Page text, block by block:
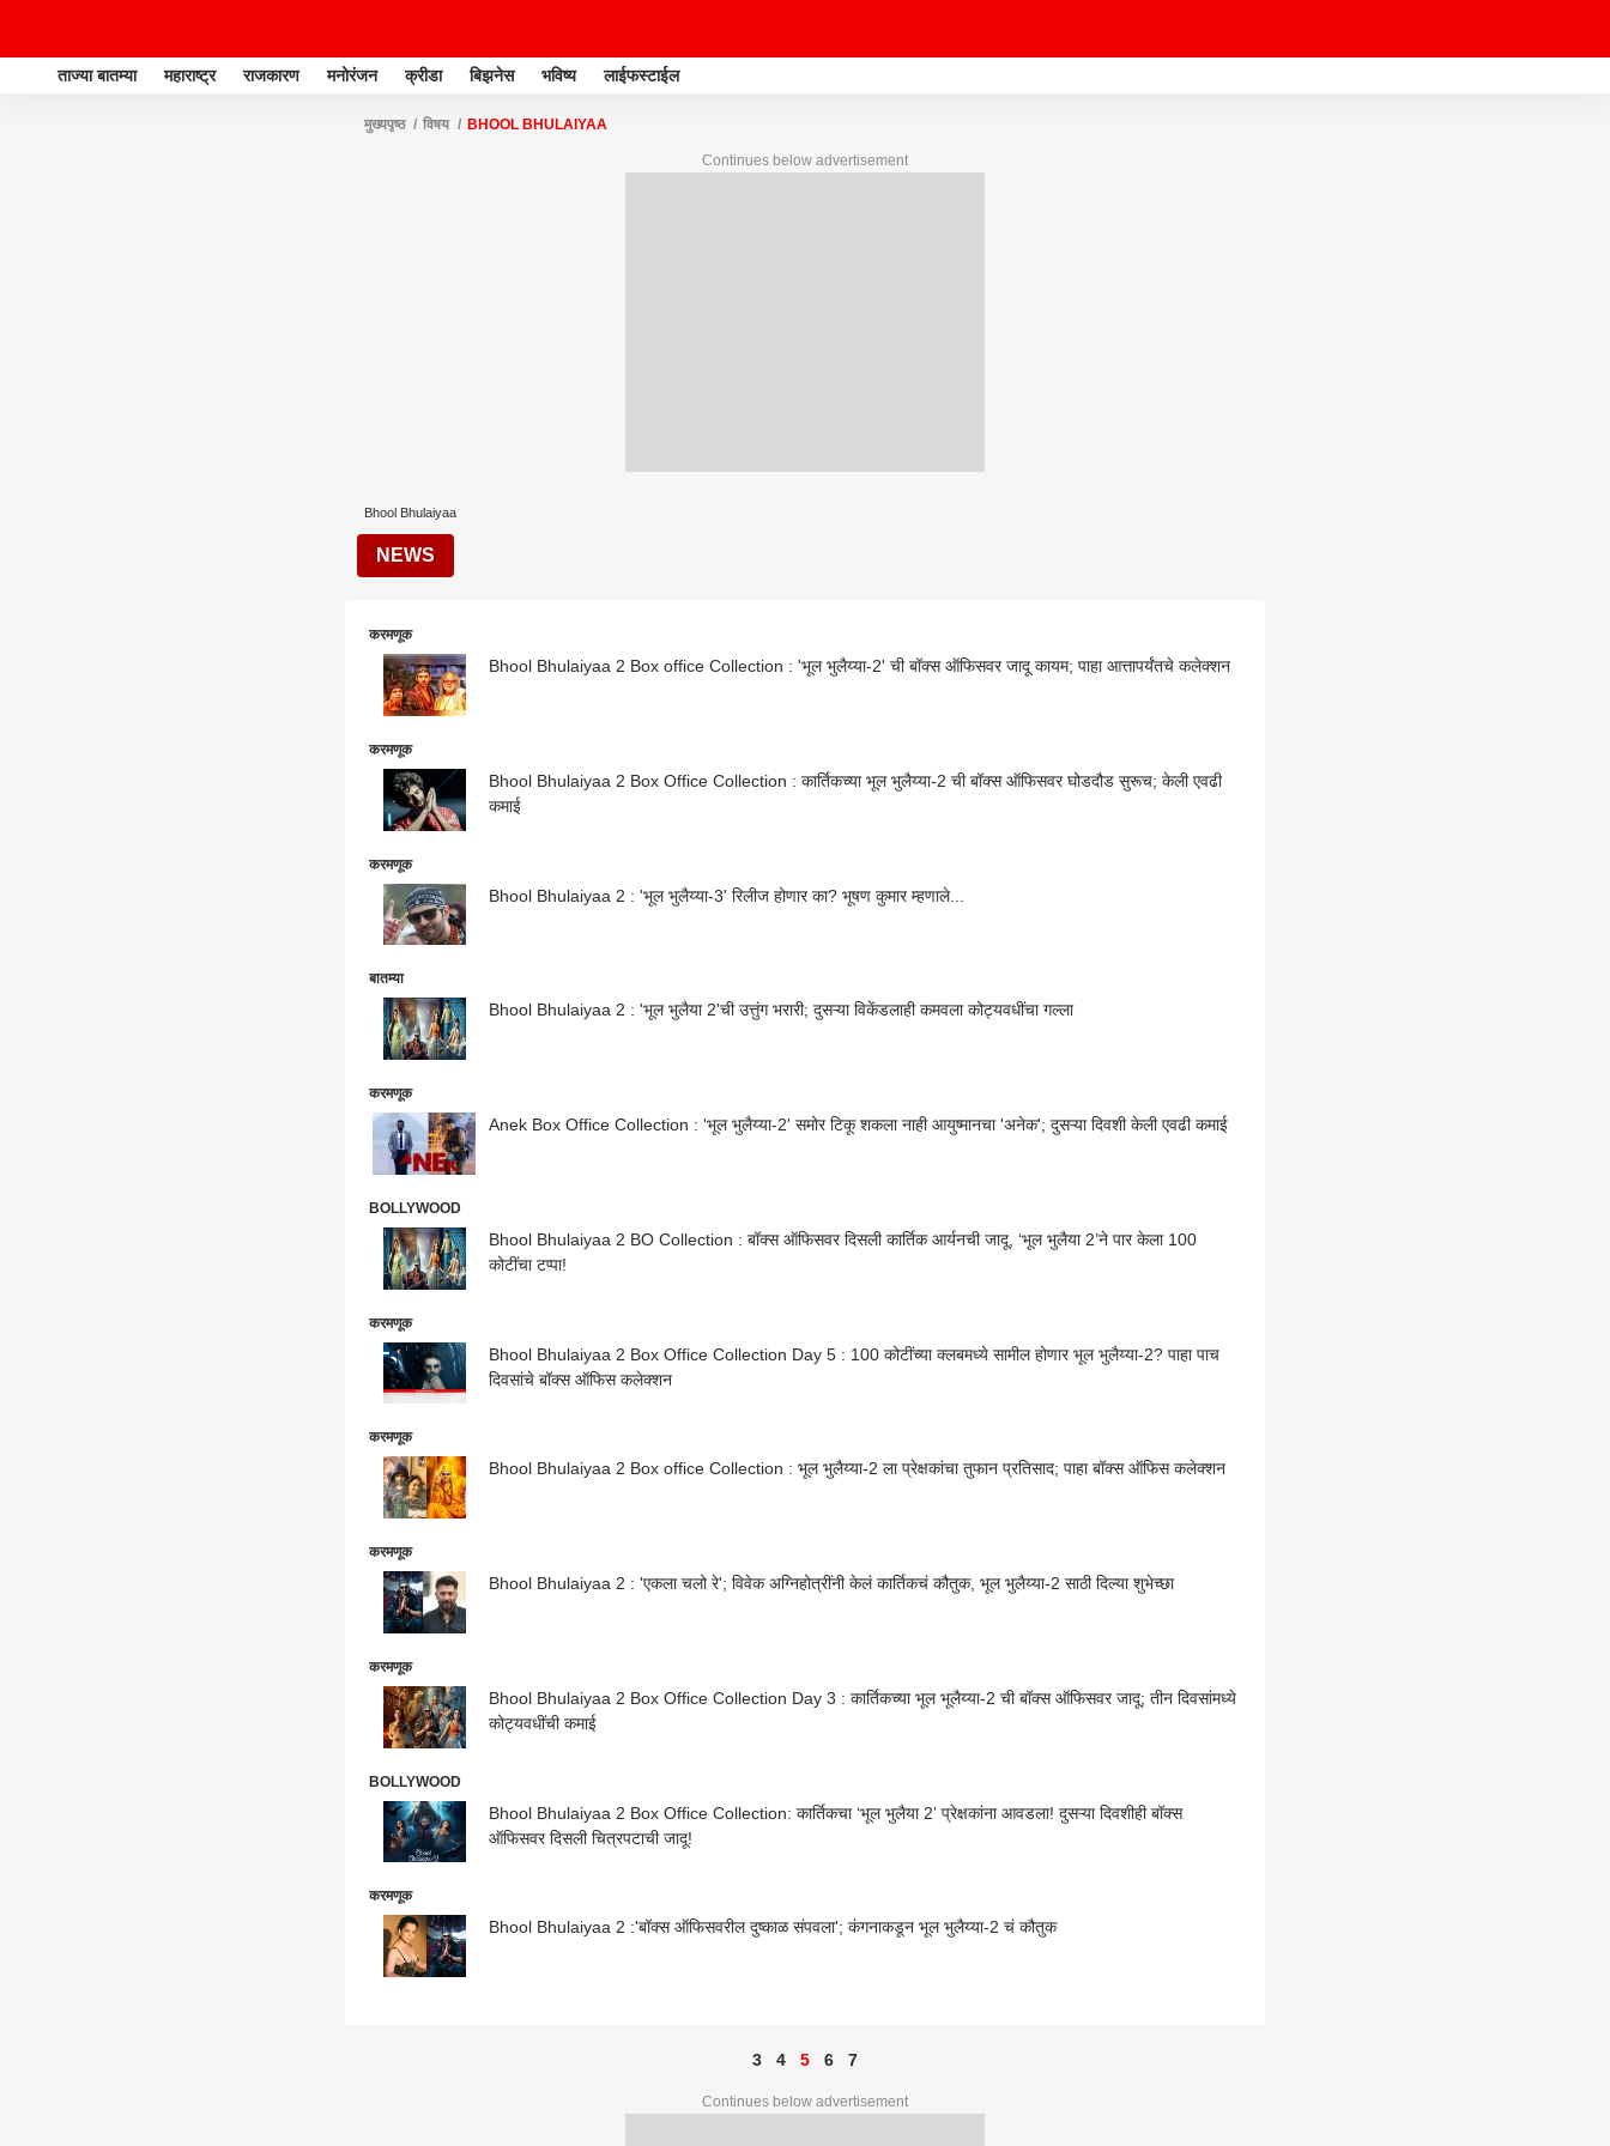
ताज्या बातम्या महाराष्ट्र राजकारण मनोरंजन क्रीडा बिझनेस भविष्य लाईफस्टाईल
मुख्यपृष्ठ विषय BHOOL BHULAIYAA
Continues below advertisement
Bhool Bhulaiyaa
NEWS
करमणूक
Bhool Bhulaiyaa 2 Box office Collection : 'भूल भुलैय्या-2' ची बॉक्स ऑफिसवर जादू कायम; पाहा आत्तापर्यंतचे कलेक्शन
करमणूक
Bhool Bhulaiyaa 2 Box Office Collection : कार्तिकच्या भूल भुलैय्या-2 ची बॉक्स ऑफिसवर घोडदौड सुरूच; केली एवढी
कमाई
करमणूक
Bhool Bhulaiyaa 2 : 'भूल भुलैय्या-3' रिलीज होणार का? भूषण कुमार म्हणाले...
बातम्या
Bhool Bhulaiyaa 2 : 'भूल भुलैया 2'ची उत्तुंग भरारी; दुसऱ्या विकेंडलाही कमवला कोट्यवधींचा गल्ला
करमणूक
Anek Box Office Collection : 'भूल भुलैय्या-2' समोर टिकू शकला नाही आयुष्मानचा 'अनेक'; दुसऱ्या दिवशी केली एवढी कमाई
BOLLYWOOD
Bhool Bhulaiyaa 2 BO Collection : बॉक्स ऑफिसवर दिसली कार्तिक आर्यनची जादू, ‘भूल भुलैया 2’ने पार केला 100
कोटींचा टप्पा!
करमणूक
Bhool Bhulaiyaa 2 Box Office Collection Day 5 : 100 कोटींच्या क्लबमध्ये सामील होणार भूल भुलैय्या-2? पाहा पाच
दिवसांचे बॉक्स ऑफिस कलेक्शन
करमणूक
Bhool Bhulaiyaa 2 Box office Collection : भूल भुलैय्या-2 ला प्रेक्षकांचा तुफान प्रतिसाद; पाहा बॉक्स ऑफिस कलेक्शन
करमणूक
Bhool Bhulaiyaa 2 : 'एकला चलो रे'; विवेक अग्निहोत्रींनी केलं कार्तिकचं कौतुक, भूल भुलैय्या-2 साठी दिल्या शुभेच्छा
करमणूक
Bhool Bhulaiyaa 2 Box Office Collection Day 3 : कार्तिकच्या भूल भूलैय्या-2 ची बॉक्स ऑफिसवर जादू; तीन दिवसांमध्ये
कोट्यवधींची कमाई
BOLLYWOOD
Bhool Bhulaiyaa 2 Box Office Collection: कार्तिकचा ‘भूल भुलैया 2’ प्रेक्षकांना आवडला! दुसऱ्या दिवशीही बॉक्स
ऑफिसवर दिसली चित्रपटाची जादू!
करमणूक
Bhool Bhulaiyaa 2 :'बॉक्स ऑफिसवरील दुष्काळ संपवला'; कंगनाकडून भूल भुलैय्या-2 चं कौतुक
3 4 5 6 7
Continues below advertisement